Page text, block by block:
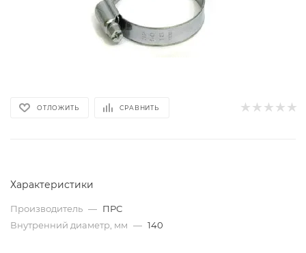
ОТЛОЖИТЬ СРАВНИТЬ
Характеристики
Производитель — ПРС
Внутренний диаметр, мм — 140